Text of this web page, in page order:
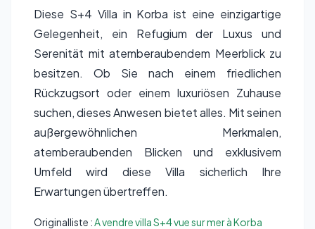
Diese S+4 Villa in Korba ist eine einzigartige
Gelegenheit, ein Refugium der Luxus und
Serenität mit atemberaubendem Meerblick zu
besitzen. Ob Sie nach einem friedlichen
Rückzugsort oder einem luxuriösen Zuhause
suchen, dieses Anwesen bietet alles. Mit seinen
außergewöhnlichen Merkmalen,
atemberaubenden Blicken und exklusivem
Umfeld wird diese Villa sicherlich Ihre
Erwartungen übertreffen.
Originalliste :A vendre villa S+4 vue sur mer à Korba